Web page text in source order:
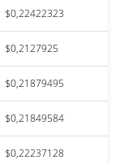
$0,22422323
$0,2127925
$0,21879495
$0,21849584
$0,22237128